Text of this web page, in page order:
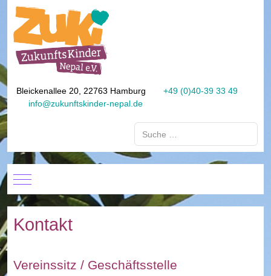
Bleickenallee 20, 22763 Hamburg
+49 (0)40-39 33 49
info@zukunftskinder-nepal.de
Mobile Menu Toggle
Kontakt
Vereinssitz / Geschäftsstelle